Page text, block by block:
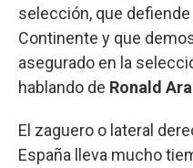
selección, que
Continente y que
asegurado en la
hablando de Ronald
El zaguero o lateral
España lleva mucho